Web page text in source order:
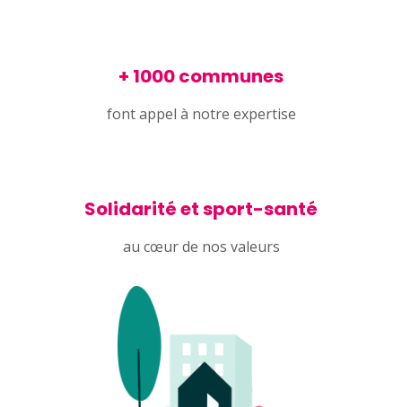
+ 1000 communes
font appel à notre expertise
Solidarité et sport-santé
au cœur de nos valeurs